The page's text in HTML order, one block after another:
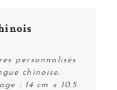
personnalisés
chinoise.
: 14 cm x 10.5